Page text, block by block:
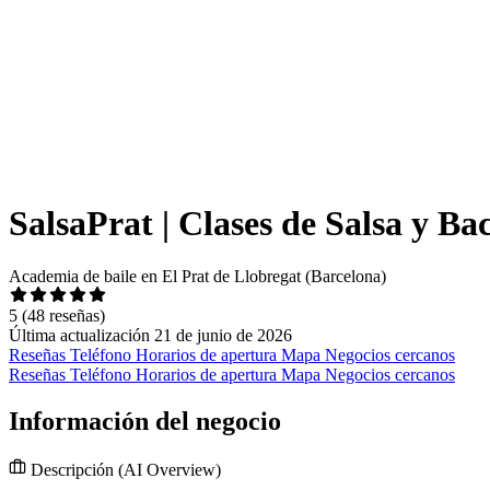
SalsaPrat | Clases de Salsa y
Academia de baile en El Prat de Llobregat (Barcelona)
5 (48 reseñas)
Última actualización 21 de junio de 2026
Reseñas Teléfono Horarios de apertura Mapa Negocios cercanos
Reseñas Teléfono Horarios de apertura Mapa Negocios cercanos
Información del negocio
Descripción (AI Overview)